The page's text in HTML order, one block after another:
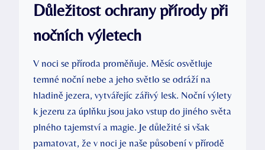
Důležitost ochrany přírody při
nočních výletech
V noci se příroda proměňuje. Měsíc osvětluje
temné noční nebe a jeho světlo se odráží na
hladině jezera, vytvářejíc zářivý lesk. Noční výlety
k jezeru za úplňku jsou jako vstup do jiného světa
plného tajemství a magie. Je důležité si však
pamatovat, že v noci je naše působení v přírodě